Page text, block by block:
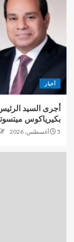
أخبار
أجرى السيد
بكيرياكوس
5 أغسطس، 2026